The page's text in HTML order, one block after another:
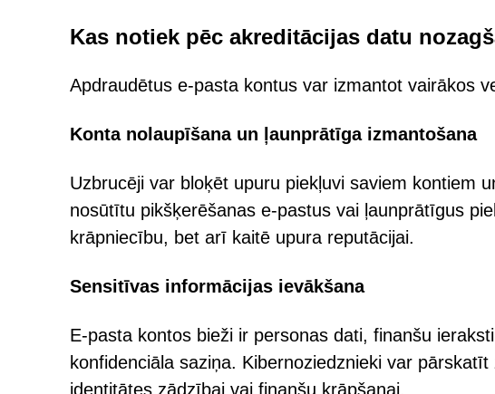
Kas notiek pēc akreditācijas datu
Apdraudētus e-pasta kontus var izmantot vairākos
Konta nolaupīšana un ļaunprātīga izmantošana
Uzbrucēji var bloķēt upuru piekļuvi saviem kontiem
nosūtītu pikšķerēšanas e-pastus vai ļaunprātīgus
krāpniecību, bet arī kaitē upura reputācijai.
Sensitīvas informācijas ievākšana
E-pasta kontos bieži ir personas dati, finanšu
konfidenciāla saziņa. Kibernoziedznieki var
identitātes zādzībai vai finanšu krāpšanai.